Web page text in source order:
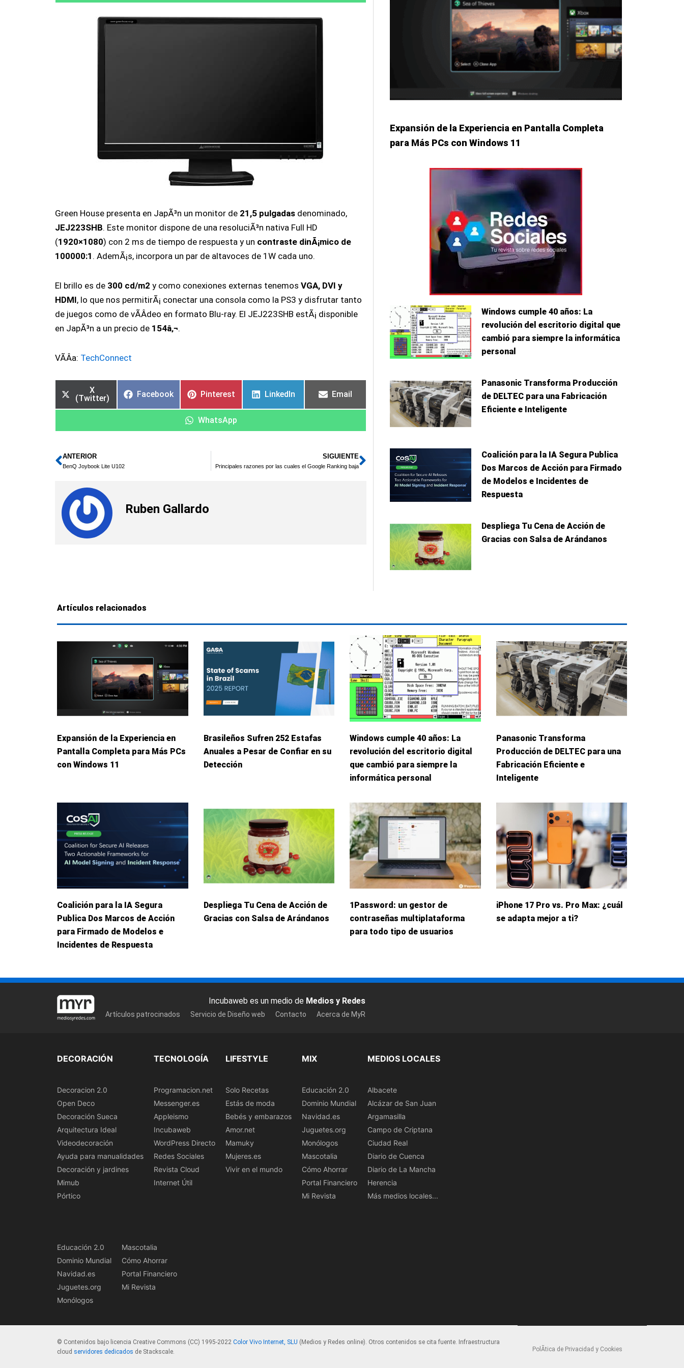
Green House presenta en JapÃ³n un monitor de 21,5 pulgadas denominado,
JEJ223SHB. Este monitor dispone de una resoluciÃ³n nativa Full HD
(1920×1080) con 2 ms de tiempo de respuesta y un contraste dinÃ¡mico de
100000:1 . AdemÃ¡s, incorpora un par de altavoces de 1W cada uno.
El brillo es de 300 cd/m2 y como conexiones externas tenemosVGA, DVI y
HDMI, lo que nos permitirÃ¡ conectar una consola como la PS3 y disfrutar tanto
de juegos como de vÃ­Â­deo en formato Blu-ray. El JEJ223SHB estÃ¡ disponible
en JapÃ³n a un precio de 154â‚¬.
VÃ­Â­a: TechConnect
X
(Twitter)
Facebook Pinterest LinkedIn Email
WhatsApp
Ant
ANTERIOR
BenQ Joybook Lite U102
SIGUIENTE
Principales razones por las cuales el Google Ranking bajaSiguiente
Ruben Gallardo
Expansión de la Experiencia en Pantalla Completa
para Más PCs con Windows 11
Windows cumple 40 años: La
revolución del escritorio digital que
cambió para siempre la informática
personal
Panasonic Transforma Producción
de DELTEC para una Fabricación
Eficiente e Inteligente
Coalición para la IA Segura Publica
Dos Marcos de Acción para Firmado
de Modelos e Incidentes de
Respuesta
Despliega Tu Cena de Acción de
Gracias con Salsa de Arándanos
Artículos relacionados
Expansión de la Experiencia en
Pantalla Completa para Más PCs
con Windows 11
Brasileños Sufren 252 Estafas
Anuales a Pesar de Confiar en su
Detección
Windows cumple 40 años: La
revolución del escritorio digital
que cambió para siempre la
informática personal
Panasonic Transforma
Producción de DELTEC para una
Fabricación Eficiente e
Inteligente
Coalición para la IA Segura
Publica Dos Marcos de Acción
para Firmado de Modelos e
Incidentes de Respuesta
Despliega Tu Cena de Acción de
Gracias con Salsa de Arándanos
1Password: un gestor de
contraseñas multiplataforma
para todo tipo de usuarios
iPhone 17 Pro vs. Pro Max: ¿cuál
se adapta mejor a ti?
Incubaweb es un medio de Medios y Redes
Artículos patrocinados Servicio de Diseño web Contacto Acerca de MyR
DECORACIÓN
Decoracion 2.0
Open Deco
Decoración Sueca
Arquitectura Ideal
Videodecoración
Ayuda para manualidades
Decoración y jardines
Mimub
Pórtico
TECNOLOGÍA
Programacion.net
Messenger.es
Appleismo
Incubaweb
WordPress Directo
Redes Sociales
Revista Cloud
Internet Útil
LIFESTYLE
Solo Recetas
Estás de moda
Bebés y embarazos
Amor.net
Mamuky
Mujeres.es
Vivir en el mundo
MIX
Educación 2.0
Dominio Mundial
Navidad.es
Juguetes.org
Monólogos
Mascotalia
Cómo Ahorrar
Portal Financiero
Mi Revista
MEDIOS LOCALES
Albacete
Alcázar de San Juan
Argamasilla
Campo de Criptana
Ciudad Real
Diario de Cuenca
Diario de La Mancha
Herencia
Más medios locales...
Educación 2.0
Dominio Mundial
Navidad.es
Juguetes.org
Monólogos
Mascotalia
Cómo Ahorrar
Portal Financiero
Mi Revista
© Contenidos bajo licencia Creative Commons (CC) 1995-2022 Color Vivo Internet, SLU (Medios y Redes online). Otros contenidos se cita fuente. Infraestructura
cloud servidores dedicados de Stackscale. PolÃ­tica de Privacidad y Cookies